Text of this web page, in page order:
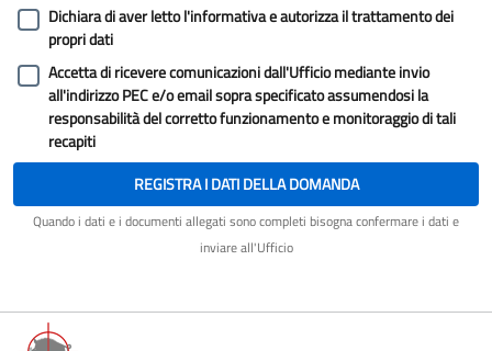
Dichiara di aver letto l'informativa e autorizza il trattamento dei
propri dati
Accetta di ricevere comunicazioni dall'Ufficio mediante invio
all'indirizzo PEC e/o email sopra specificato assumendosi la
responsabilità del corretto funzionamento e monitoraggio di tali
recapiti
REGISTRA I DATI DELLA DOMANDA
Quando i dati e i documenti allegati sono completi bisogna confermare i dati e
inviare all'Ufficio